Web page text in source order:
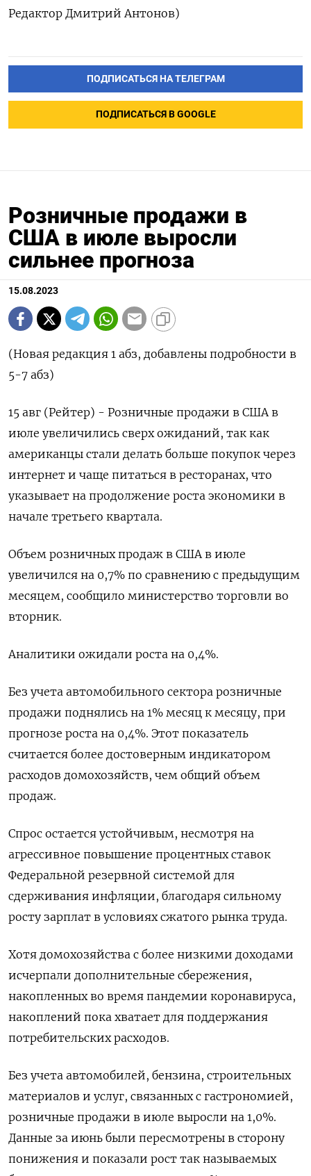
Редактор Дмитрий Антонов)
ПОДПИСАТЬСЯ НА ТЕЛЕГРАМ
ПОДПИСАТЬСЯ В GOOGLE
Розничные продажи в
США в июле выросли
сильнее прогноза
15.08.2023
(Новая редакция 1 абз, добавлены подробности в
5-7 абз)
15 авг (Рейтер) - Розничные продажи в США в
июле увеличились сверх ожиданий, так как
американцы стали делать больше покупок через
интернет и чаще питаться в ресторанах, что
указывает на продолжение роста экономики в
начале третьего квартала.
Объем розничных продаж в США в июле
увеличился на 0,7% по сравнению с предыдущим
месяцем, сообщило министерство торговли во
вторник.
Аналитики ожидали роста на 0,4%.
Без учета автомобильного сектора розничные
продажи поднялись на 1% месяц к месяцу, при
прогнозе роста на 0,4%. Этот показатель
считается более достоверным индикатором
расходов домохозяйств, чем общий объем
продаж.
Спрос остается устойчивым, несмотря на
агрессивное повышение процентных ставок
Федеральной резервной системой для
сдерживания инфляции, благодаря сильному
росту зарплат в условиях сжатого рынка труда.
Хотя домохозяйства с более низкими доходами
исчерпали дополнительные сбережения,
накопленных во время пандемии коронавируса,
накоплений пока хватает для поддержания
потребительских расходов.
Без учета автомобилей, бензина, строительных
материалов и услуг, связанных с гастрономией,
розничные продажи в июле выросли на 1,0%.
Данные за июнь были пересмотрены в сторону
понижения и показали рост так называемых